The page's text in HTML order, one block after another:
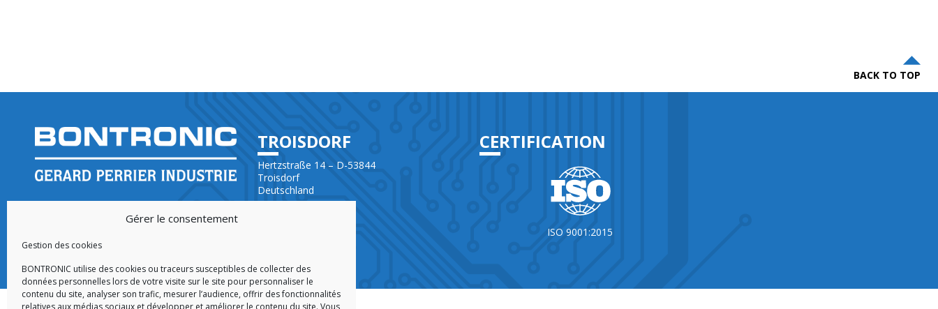
Gérer le consentement
Gestion des cookies
BONTRONIC utilise des cookies ou traceurs susceptibles de collecter des
données personnelles lors de votre visite sur le site pour personnaliser le
contenu du site, analyser son trafic, mesurer l’audience, offrir des fonctionnalités
relatives aux médias sociaux et développer et améliorer le contenu du site. Vous
BACK TO TOP
YOUR PARTNER IN ELECTRONICS
DEVELOPMENT (ODM) AND
TROISDORF
Hertzstraße 14 – D-53844
Troisdorf
Deutschland
CERTIFICATION
ISO 9001:2015